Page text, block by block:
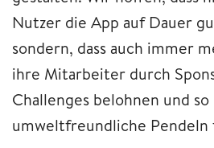
Nutzer die App auf Dauer
sondern, dass auch immer
ihre Mitarbeiter durch
Challenges belohnen und so
umweltfreundliche Pendeln